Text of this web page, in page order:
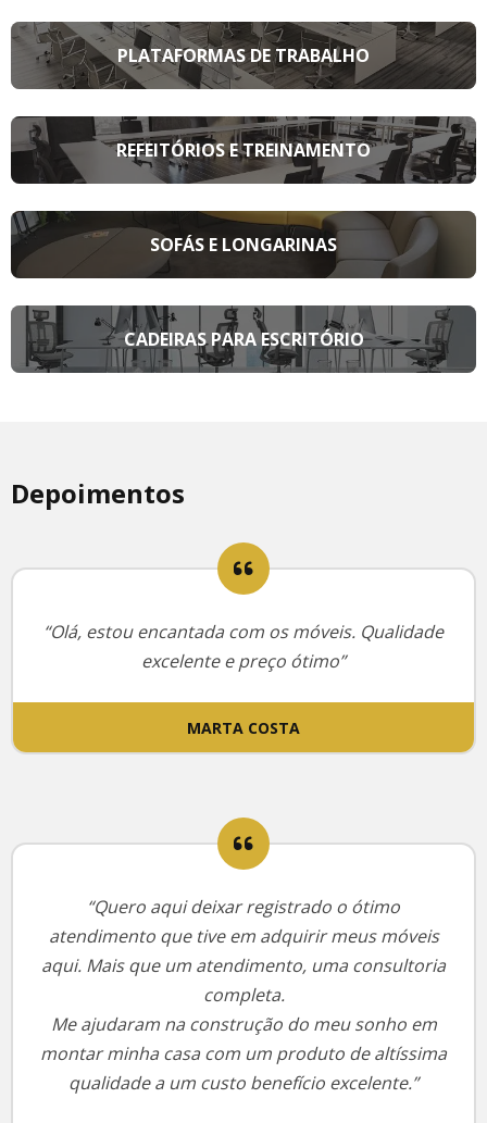
PLATAFORMAS DE TRABALHO
REFEITÓRIOS E TREINAMENTO
SOFÁS E LONGARINAS
CADEIRAS PARA ESCRITÓRIO
Depoimentos
“Olá, estou encantada com os móveis. Qualidade
excelente e preço ótimo”
MARTA COSTA
“Quero aqui deixar registrado o ótimo
atendimento que tive em adquirir meus móveis
aqui. Mais que um atendimento, uma consultoria
completa.
Me ajudaram na construção do meu sonho em
montar minha casa com um produto de altíssima
qualidade a um custo benefício excelente.”